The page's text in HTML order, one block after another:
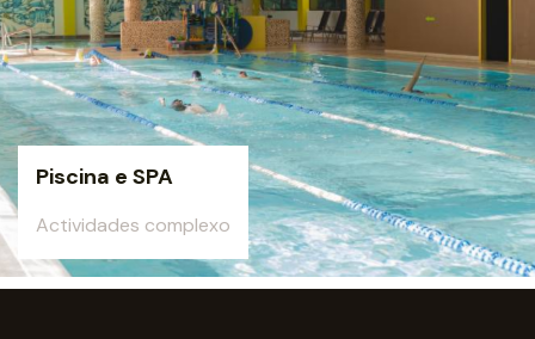
Piscina e SPA
Actividades complexo